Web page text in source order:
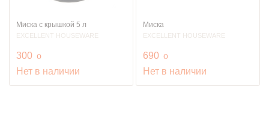
Миска с крышкой 5 л
EXCELLENT HOUSEWARE
300 руб.
o
Нет в наличии
Миска
EXCELLENT HOUSEWARE
690 руб.
o
Нет в наличии